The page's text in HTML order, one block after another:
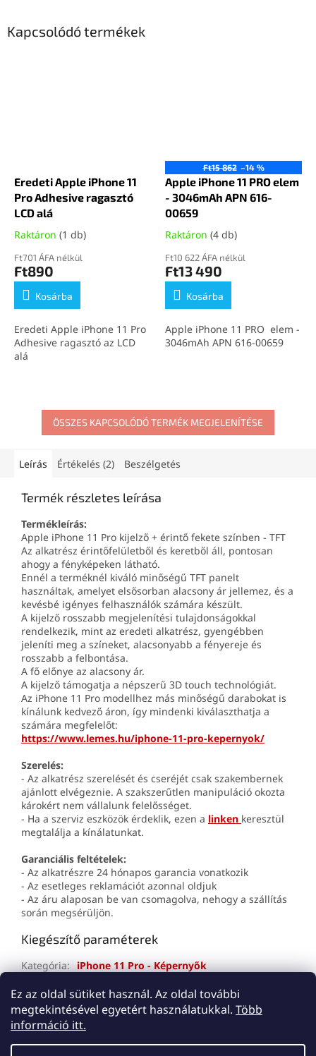
Ez az oldal sütiket használ. Az oldal további
megtekintésével egyetért használatukkal. Több
információ itt.
Kapcsolódó termékek
Eredeti Apple iPhone 11
Pro Adhesive ragasztó
LCD alá
Raktáron (1 db)
Ft701 ÁFA nélkül
Ft890
Kosárba
Eredeti Apple iPhone 11 Pro
Adhesive ragasztó az LCD
alá
Ft15 862 –14 %
Apple iPhone 11 PRO elem
- 3046mAh APN 616-
00659
Raktáron (4 db)
Ft10 622 ÁFA nélkül
Ft13 490
Kosárba
Apple iPhone 11 PRO elem -
3046mAh APN 616-00659
ÖSSZES KAPCSOLÓDÓ TERMÉK MEGJELENÍTÉSE
Leírás Értékelés (2) Beszélgetés
Termék részletes leírása
Termékleírás:
Apple iPhone 11 Pro kijelző + érintő fekete színben - TFT
Az alkatrész érintőfelületből és keretből áll, pontosan
ahogy a fényképeken látható.
Ennél a terméknél kiváló minőségű TFT panelt
használtak, amelyet elsősorban alacsony ár jellemez, és a
kevésbé igényes felhasználók számára készült.
A kijelző rosszabb megjelenítési tulajdonságokkal
rendelkezik, mint az eredeti alkatrész, gyengébben
jeleníti meg a színeket, alacsonyabb a fényereje és
rosszabb a felbontása.
A fő előnye az alacsony ár.
A kijelző támogatja a népszerű 3D touch technológiát.
Az iPhone 11 Pro modellhez más minőségű darabokat is
kínálunk kedvező áron, így mindenki kiválaszthatja a
számára megfelelőt:
https://www.lemes.hu/iphone-11-pro-kepernyok/
Szerelés:
- Az alkatrész szerelését és cseréjét csak szakembernek
ajánlott elvégeznie. A szakszerűtlen manipuláció okozta
károkért nem vállalunk felelősséget.
- Ha a szerviz eszközök érdeklik, ezen a linken keresztül
megtalálja a kínálatunkat.
Garanciális feltételek:
- Az alkatrészre 24 hónapos garancia vonatkozik
- Az esetleges reklamációt azonnal oldjuk
- Az áru alaposan be van csomagolva, nehogy a szállítás
során megsérüljön.
Kiegészítő paraméterek
Kategória: iPhone 11 Pro - Képernyők